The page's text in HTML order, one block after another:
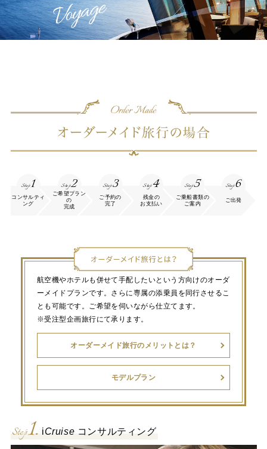
Step1
コンサルティ
ング
Step2
ご希望プラン
の
完成
Step3
ご予約の
完了
Step4
残金の
お支払い
Step5
ご乗船書類の
ご案内
Step6
ご出発
航空機やホテルも併せて手配したいという方向けのオーダ
ーメイドプランです。さらに専属の添乗員を同行させるこ
とも可能です。ご希望を伺いながら仕立てます。
※受注型企画旅行にて承ります。
オーダーメイド旅行のメリットとは？
モデルプラン
Step1. iCruise コンサルティング